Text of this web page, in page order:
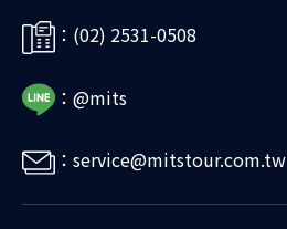
：(02) 2531-0508
：@mits
：service@mitstour.com.tw